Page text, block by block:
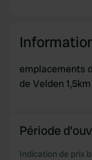
emplacements
de Velden 1,5km
Période
Indication de prix